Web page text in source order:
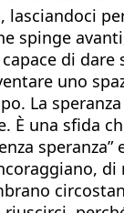
lasciandoci
spinge
di
uno
La
È una sfida